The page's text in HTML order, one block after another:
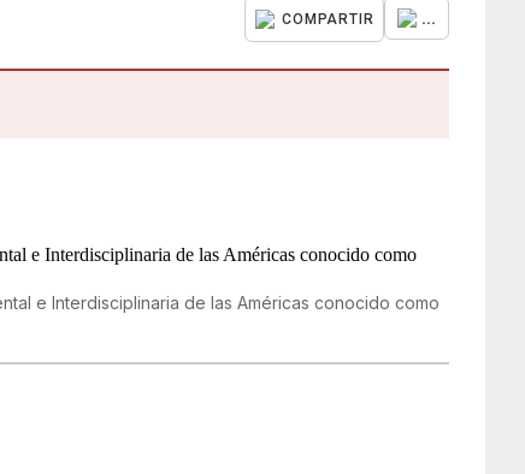
COMPARTIR ...
e Interdisciplinaria de las Américas conocido como